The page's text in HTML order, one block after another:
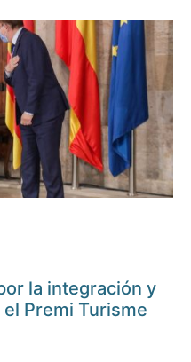
la integración y
Premi Turisme